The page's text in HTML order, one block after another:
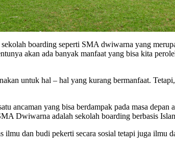
boarding seperti SMA dwiwarna yang
akan ada banyak manfaat yang bisa kita
untuk hal – hal yang kurang bermanfaat.
ancaman yang bisa berdampak pada masa
Dwiwarna adalah sekolah boarding berbasis
dan budi pekerti secara sosial tetapi juga ilmu